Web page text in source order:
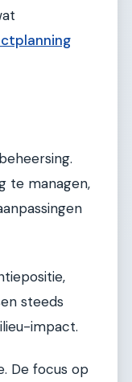
te managen,
steeds
impact.
De focus op